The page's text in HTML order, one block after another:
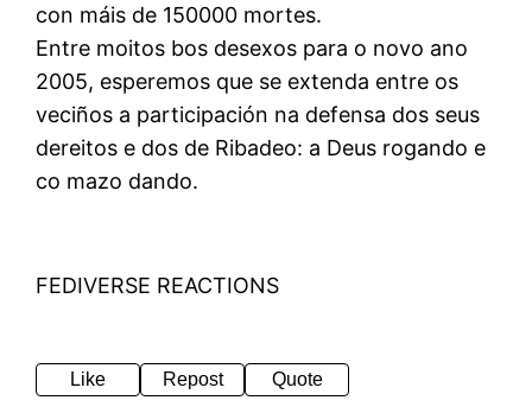
con máis de 150000 mortes.
Entre moitos bos desexos para o novo ano
2005, esperemos que se extenda entre os
veciños a participación na defensa dos seus
dereitos e dos de Ribadeo: a Deus rogando e
co mazo dando.
FEDIVERSE REACTIONS
Like Repost Quote